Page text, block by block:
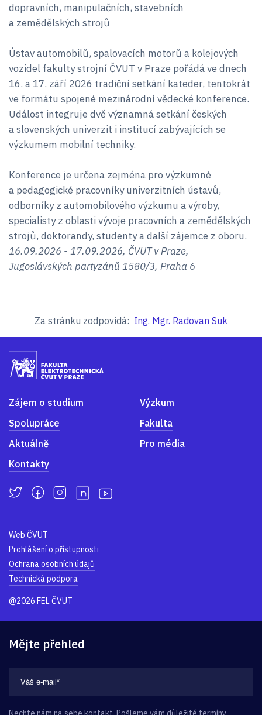
dopravních, manipulačních, stavebních
a zemědělských strojů
Ústav automobilů, spalovacích motorů a kolejových
vozidel fakulty strojní ČVUT v Praze pořádá ve dnech
16. a 17. září 2026 tradiční setkání kateder, tentokrát
ve formátu spojené mezinárodní vědecké konference.
Událost integruje dvě významná setkání českých
a slovenských univerzit i institucí zabývajících se
výzkumem mobilní techniky.
Konference je určena zejména pro výzkumné
a pedagogické pracovníky univerzitních ústavů,
odborníky z automobilového výzkumu a výroby,
specialisty z oblasti vývoje pracovních a zemědělských
strojů, doktorandy, studenty a další zájemce z oboru.
16.09.2026 - 17.09.2026, ČVUT v Praze,
Jugoslávských partyzánů 1580/3, Praha 6
Za stránku zodpovídá: Ing. Mgr. Radovan Suk
Zájem o studium
Výzkum
Spolupráce
Fakulta
Aktuálně
Pro média
Kontakty
Web ČVUT
Prohlášení o přístupnosti
Ochrana osobních údajů
Technická podpora
@2026 FEL ČVUT
Mějte přehled